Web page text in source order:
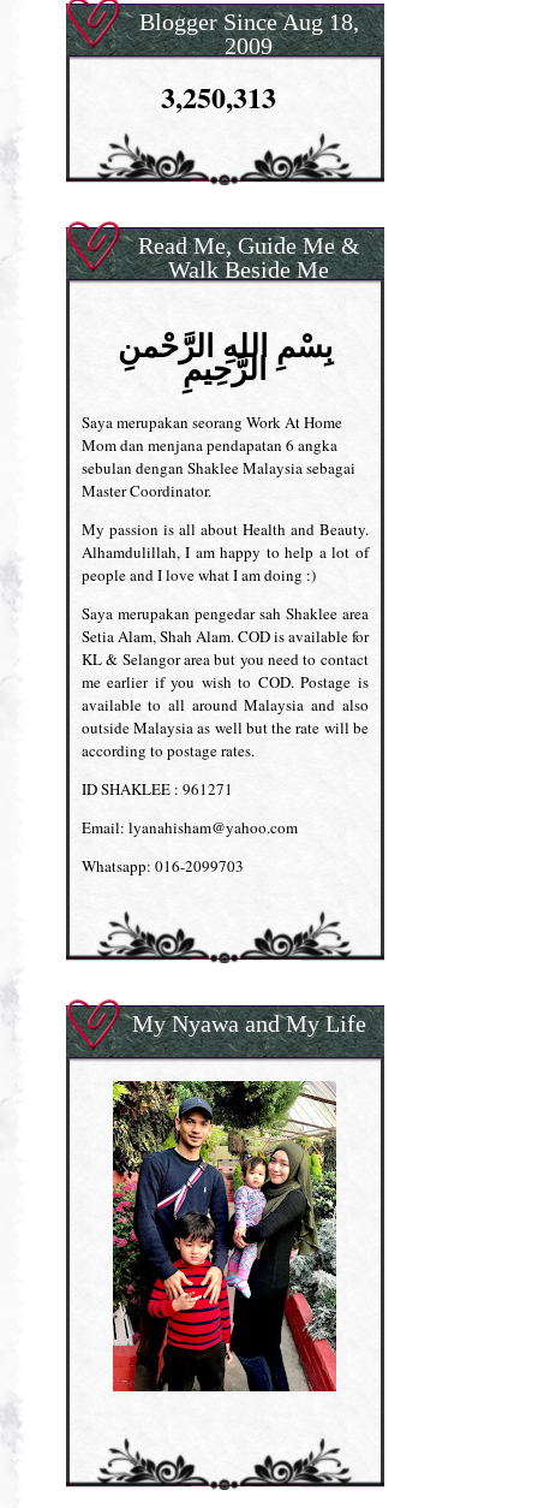
Blogger Since Aug 18,
2009
3,250,313
Read Me, Guide Me &
Walk Beside Me
بِسْمِ اللهِ الرَّحْمنِ
الرَّحِيمِ
Saya merupakan seorang Work At Home
Mom dan menjana pendapatan 6 angka
sebulan dengan Shaklee Malaysia sebagai
Master Coordinator.
My passion is all about Health and Beauty.
Alhamdulillah, I am happy to help a lot of
people and I love what I am doing :)
Saya merupakan pengedar sah Shaklee area
Setia Alam, Shah Alam. COD is available for
KL & Selangor area but you need to contact
me earlier if you wish to COD. Postage is
available to all around Malaysia and also
outside Malaysia as well but the rate will be
according to postage rates.
ID SHAKLEE : 961271
Email: lyanahisham@yahoo.com
Whatsapp: 016-2099703
My Nyawa and My Life